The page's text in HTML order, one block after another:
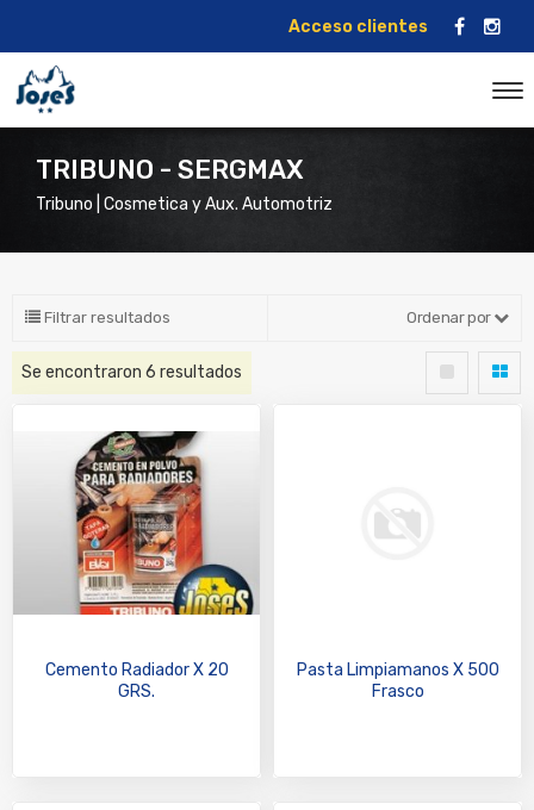
Acceso clientes
TRIBUNO - SERGMAX
Tribuno | Cosmetica y Aux. Automotriz
Filtrar resultados Ordenar por
Se encontraron 6 resultados
Cemento Radiador X 20
GRS.
Pasta Limpiamanos X 500
Frasco